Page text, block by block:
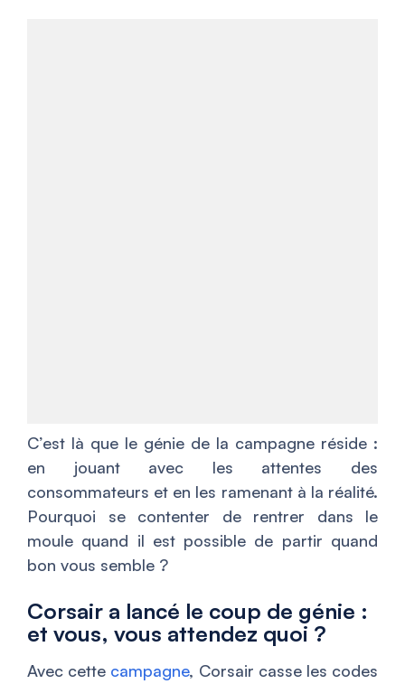
C’est là que le génie de la campagne réside :
en jouant avec les attentes des
consommateurs et en les ramenant à la réalité.
Pourquoi se contenter de rentrer dans le
moule quand il est possible de partir quand
bon vous semble ?
Corsair a lancé le coup de génie :
et vous, vous attendez quoi ?
Avec cette campagne, Corsair casse les codes